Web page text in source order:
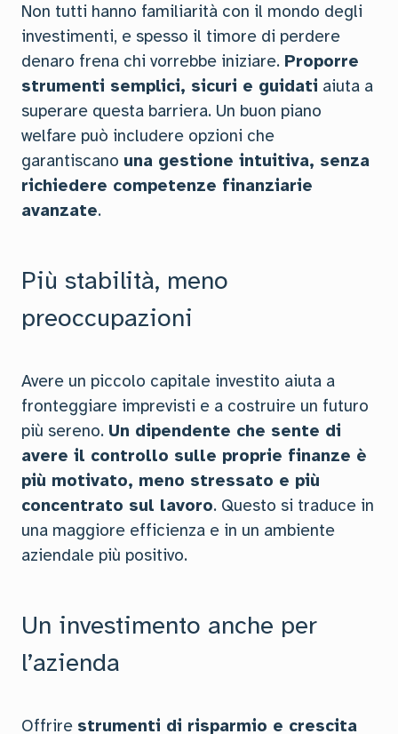
Non tutti hanno familiarità con il mondo degli
investimenti, e spesso il timore di perdere
denaro frena chi vorrebbe iniziare. Proporre
strumenti semplici, sicuri e guidati aiuta a
superare questa barriera. Un buon piano
welfare può includere opzioni che
garantiscano una gestione intuitiva, senza
richiedere competenze finanziarie
avanzate.
Più stabilità, meno
preoccupazioni
Avere un piccolo capitale investito aiuta a
fronteggiare imprevisti e a costruire un futuro
più sereno. Un dipendente che sente di
avere il controllo sulle proprie finanze è
più motivato, meno stressato e più
concentrato sul lavoro. Questo si traduce in
una maggiore efficienza e in un ambiente
aziendale più positivo.
Un investimento anche per
l’azienda
Offrire strumenti di risparmio e crescita